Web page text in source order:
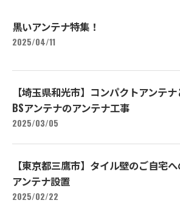
黒いアンテナ特集！
2025/04/11
【埼玉県和光市】コンパクトアンテナ
BSアンテナのアンテナ工事
2025/03/05
【東京都三鷹市】タイル壁のご自宅
アンテナ設置
2025/02/22